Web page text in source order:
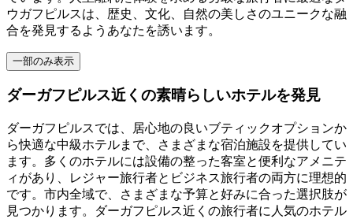
ウガフピルスは、歴史、文化、自然の美しさのユニークな融
合を発見するようあなたを誘います。
一部のみ表示
ダーガフピルス近くの素晴らしいホテルを発見
ダーガフピルスでは、居心地の良いブティックオプションか
ら快適な中級ホテルまで、さまざまな宿泊施設を提供してい
ます。多くのホテルには設備の整った客室と便利なアメニテ
ィがあり、レジャー旅行者とビジネス旅行者の両方に理想的
です。市内全域で、さまざまな予算と好みに合った選択肢が
見つかります。ダーガフピルス近くの旅行者に人気のホテル